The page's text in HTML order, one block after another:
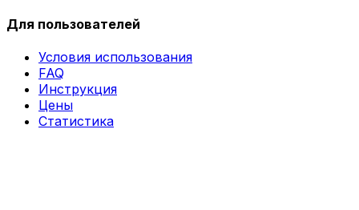
Для пользователей
Условия использования
FAQ
Инструкция
Цены
Статистика